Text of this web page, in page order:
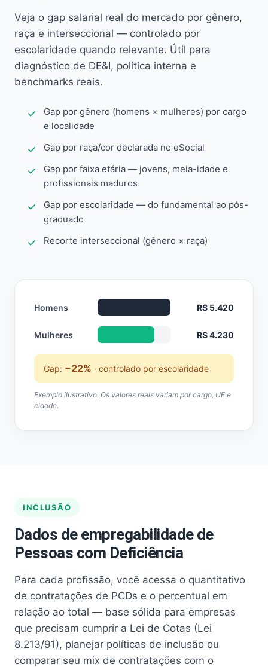
Veja o gap salarial real do mercado por gênero,
raça e interseccional — controlado por
escolaridade quando relevante. Útil para
diagnóstico de DE&I, política interna e
benchmarks reais.
Gap por gênero (homens × mulheres) por cargo
e localidade
Gap por raça/cor declarada no eSocial
Gap por faixa etária — jovens, meia-idade e
profissionais maduros
Gap por escolaridade — do fundamental ao pós-
graduado
Recorte interseccional (gênero × raça)
Homens R$ 5.420
Mulheres R$ 4.230
Gap: −22% · controlado por escolaridade
Exemplo ilustrativo. Os valores reais variam por cargo, UF e
cidade.
INCLUSÃO
Dados de empregabilidade de
Pessoas com Deficiência
Para cada profissão, você acessa o quantitativo
de contratações de PCDs e o percentual em
relação ao total — base sólida para empresas
que precisam cumprir a Lei de Cotas (Lei
8.213/91), planejar políticas de inclusão ou
comparar seu mix de contratações com o